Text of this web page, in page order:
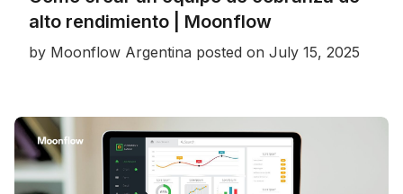
alto rendimiento | Moonflow
by Moonflow Argentina posted on July 15, 2025